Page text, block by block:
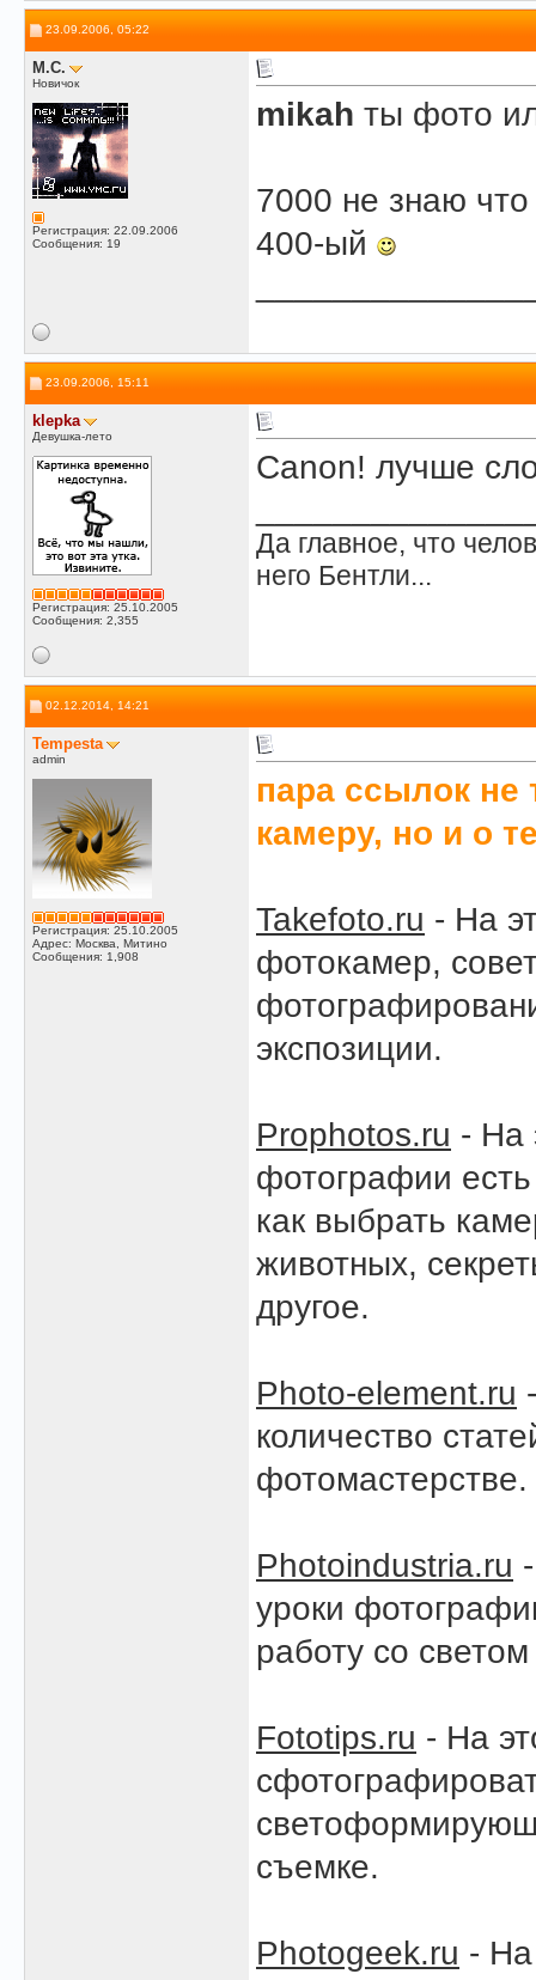
23.09.2006, 05:22
M.C.
Новичок
Регистрация: 22.09.2006
Сообщения: 19
mikah ты фото
7000 не знаю
400-ый
23.09.2006, 15:11
klepka
Девушка-лето
Регистрация: 25.10.2005
Сообщения: 2,355
Canon! лучше
Да главное, что
него Бентли...
02.12.2014, 14:21
Tempesta
admin
Регистрация: 25.10.2005
Адрес: Москва, Митино
Сообщения: 1,908
пара ссылок не
камеру, но и о
Takefoto.ru - На
фотокамер,
экспозиции.
Prophotos.ru - На
фотографии
как выбрать
животных,
другое.
Photo-element.ru
количество
фотомастерстве.
Photoindustria.ru
уроки
работу со
Fototips.ru - На
съемке.
Photogeek.ru -